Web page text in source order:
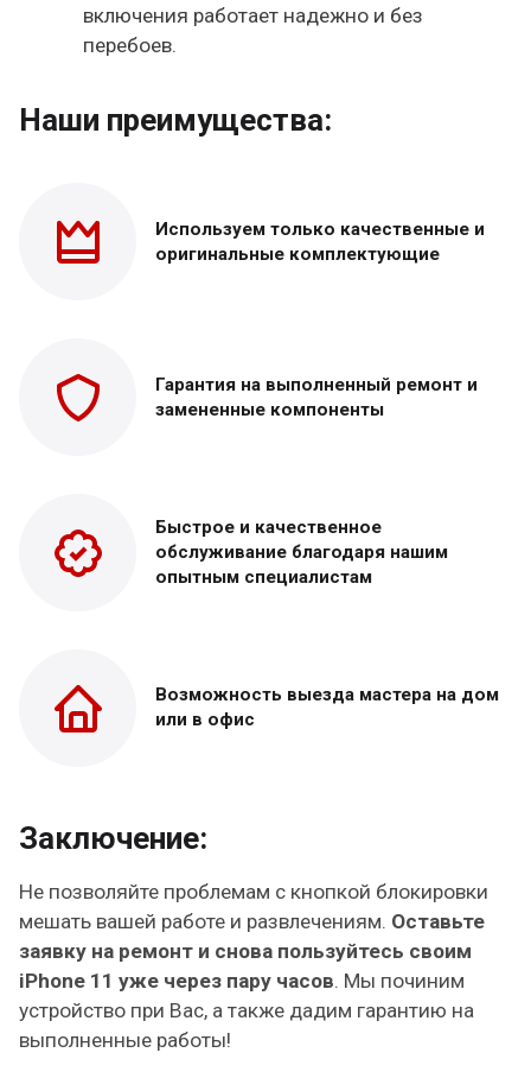
включения работает надежно и без
перебоев.
Наши преимущества:
Используем только качественные и
оригинальные комплектующие
Гарантия на выполненный ремонт и
замененные компоненты
Быстрое и качественное
обслуживание благодаря нашим
опытным специалистам
Возможность выезда мастера на дом
или в офис
Заключение:
Не позволяйте проблемам с кнопкой блокировки
мешать вашей работе и развлечениям. Оставьте
заявку на ремонт и снова пользуйтесь своим
iPhone 11 уже через пару часов. Мы починим
устройство при Вас, а также дадим гарантию на
выполненные работы!